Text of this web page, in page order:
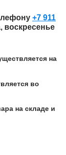
+7 911
воскресенье
на
во
на складе и